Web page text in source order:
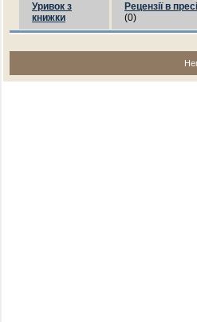
Уривок з
книжки
Рецензії в пресі
(0)